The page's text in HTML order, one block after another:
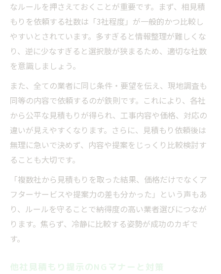
なルールを押さえておくことが重要です。まず、相見積
もりを依頼する社数は「3社程度」が一般的かつ比較し
やすいとされています。多すぎると情報整理が難しくな
り、逆に少なすぎると選択肢が狭まるため、適切な社数
を意識しましょう。
また、全ての業者に同じ条件・要望を伝え、現地調査も
同等の内容で依頼するのが鉄則です。これにより、各社
から公平な見積もりが得られ、工事内容や価格、対応の
違いが見えやすくなります。さらに、見積もり依頼後は
無理に急いで決めず、内容や提案をじっくり比較検討す
ることも大切です。
「複数社から見積もりを取った結果、価格だけでなくア
フターサービスや提案力の差も分かった」という声もあ
り、ルールを守ることで納得度の高い業者選びにつなが
ります。焦らず、冷静に比較する姿勢が成功のカギで
す。
他社見積もり提示のNGマナーと対策